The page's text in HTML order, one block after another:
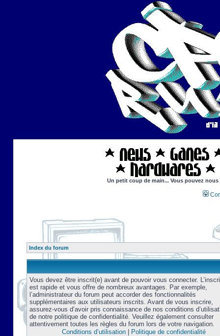
Un petit coup de main... Vous pouvez
Index du forum
Vous devez être inscrit(e) avant de pouvoir vous connecter.
est rapide et vous offre de nombreux avantages. Par exemple,
l’administrateur du forum peut accorder des fonctionnalités
supplémentaires aux utilisateurs inscrits. Avant de vous inscrire,
assurez-vous d’avoir pris connaissance de nos conditions
de notre politique de confidentialité. Veuillez également consulter
attentivement toutes les règles du forum lors de votre navigation.
Conditions d’utilisation| Politique de confidentialité